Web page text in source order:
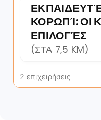
ΚΟΡΩΠΊ: ΟΙ
ΕΠΙΛΟΓΈΣ
(ΣΤΑ 7,5 KM)
2 επιχειρήσεις